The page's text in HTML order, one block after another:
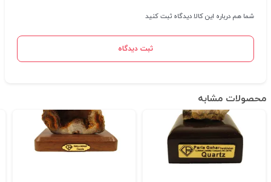
شما هم درباره این کالا دیدگاه ثبت کنید
ثبت دیدگاه
محصولات مشابه